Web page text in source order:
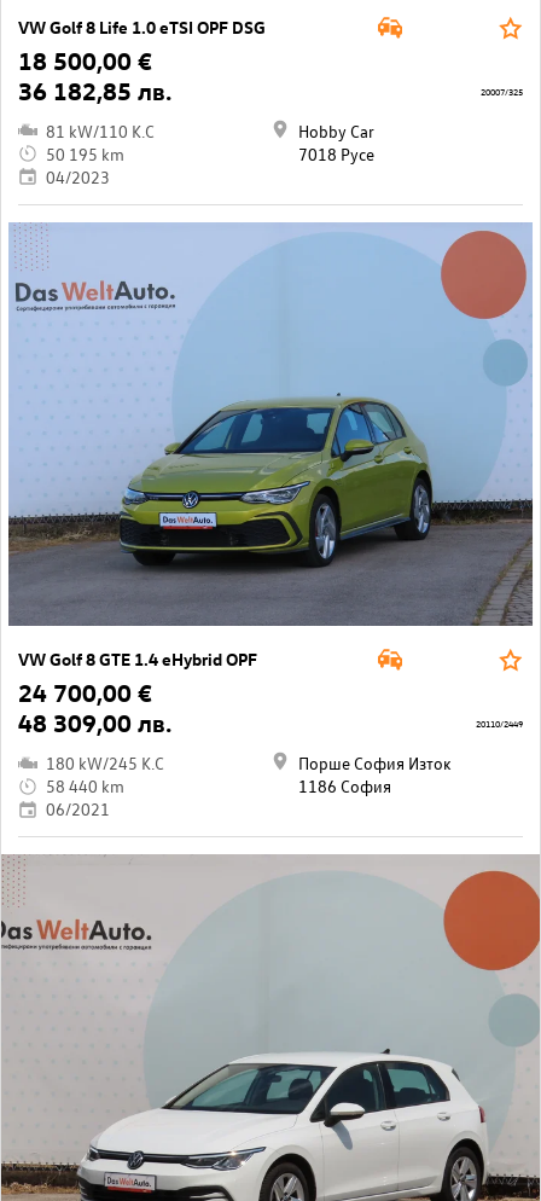
VW Golf 8 Life 1.0 eTSI OPF DSG
18 500,00 €
36 182,85 лв.
81 kW/110 K.C
50 195 km
04/2023
Hobby Car
7018 Русе
20007/325
VW Golf 8 GTE 1.4 eHybrid OPF
24 700,00 €
48 309,00 лв.
180 kW/245 K.C
58 440 km
06/2021
Порше София Изток
1186 София
20110/2449